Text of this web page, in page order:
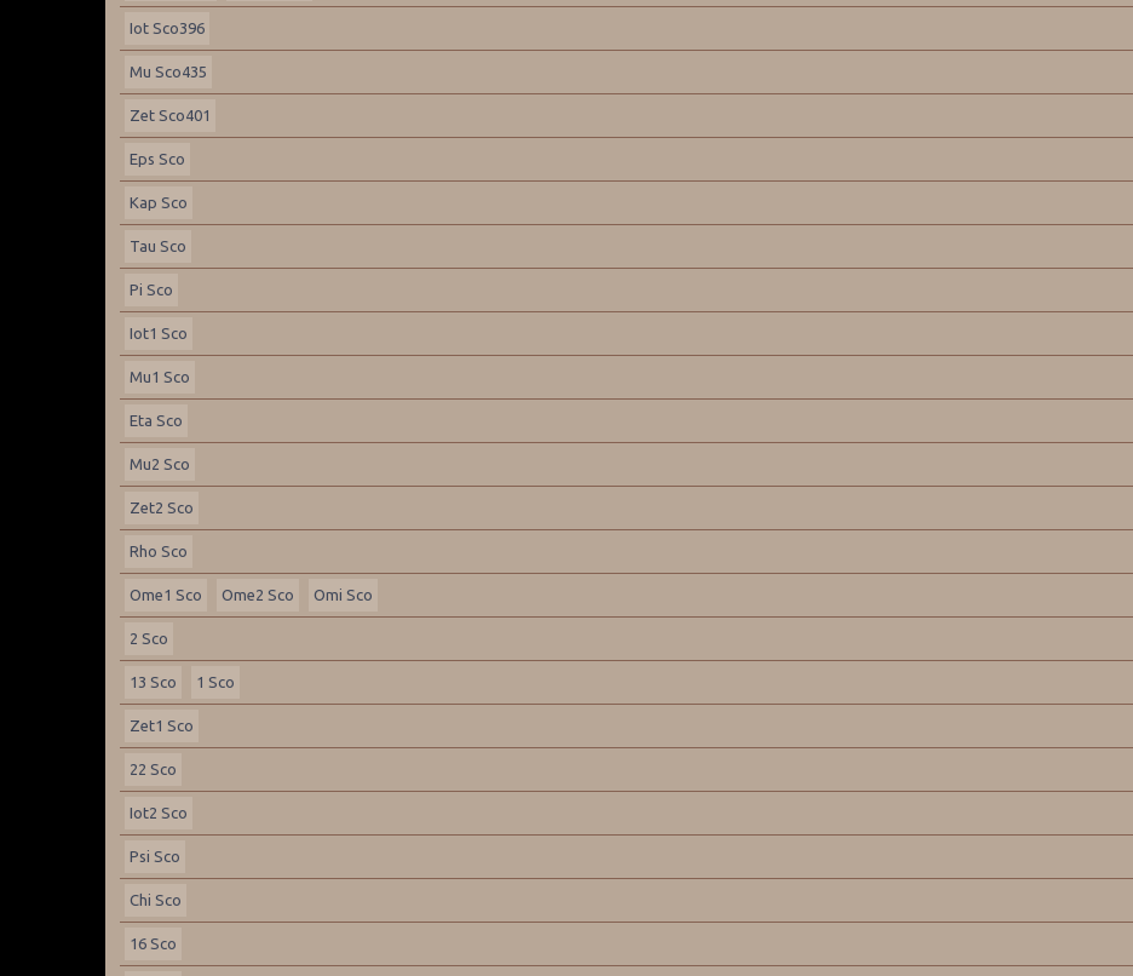
Iot Sco396
Mu Sco435
Zet Sco401
Eps Sco
Kap Sco
Tau Sco
Pi Sco
Iot1 Sco
Mu1 Sco
Eta Sco
Mu2 Sco
Zet2 Sco
Rho Sco
Ome1 Sco Ome2 Sco Omi Sco
2 Sco
13 Sco 1 Sco
Zet1 Sco
22 Sco
Iot2 Sco
Psi Sco
Chi Sco
16 Sco